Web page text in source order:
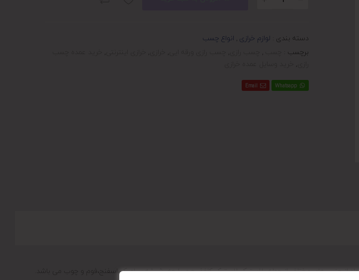
دسته بندی : لوازم خرازی , انواع چسب
برچسب :
,
,
,
,
,
,
Whatsapp
Email
مواد از جنس های مختلف از جمله پلاستیک،لاستیک،کاغذ، چرم،پارچه،،شیشه،سرامیک،اسفنج،فوم و چوب می باشد.